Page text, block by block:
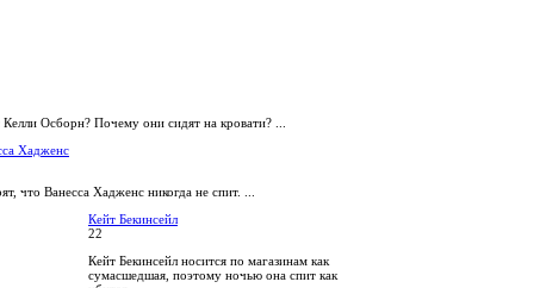
Осборн? Почему они сидят на кровати? ...
Хадженс
что Ванесса Хадженс никогда не спит. ...
Кейт Бекинсейл
22
Кейт Бекинсейл носится по магазинам как
сумасшедшая, поэтому ночью она спит как